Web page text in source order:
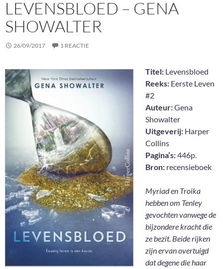
LEVENSBLOED – GENA
SHOWALTER
26/09/2017 1 REACTIE
Titel: Levensbloed
Reeks: Eerste Leven
#2
Auteur:Gena
Showalter
Uitgeverij: Harper
Collins
Pagina’s:446p.
Bron: recensieboek
Myriad en Troika
hebben om Tenley
gevochten vanwege de
bijzondere kracht die
ze bezit. Beide rijken
zijn ervan overtuigd
dat degene die haar